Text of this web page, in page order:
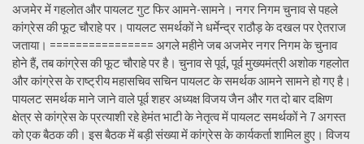
अजमेर में गहलोत और पायलट गुट फिर आमने-सामने। नगर निगम चुनाव से पहले
कांग्रेस की फूट चौराहे पर। पायलट समर्थकों ने धर्मेन्द्र राठौड़ के दखल पर ऐतराज
जताया। ================ अगले महीने जब अजमेर नगर निगम के चुनाव
होने हैं, तब कांग्रेस की फूट चौराहे पर है। चुनाव से पूर्व, पूर्व मुख्यमंत्री अशोक गहलोत
और कांग्रेस के राष्ट्रीय महासचिव सचिन पायलट के समर्थक आमने सामने हो गए है।
पायलट समर्थक माने जाने वाले पूर्व शहर अध्यक्ष विजय जैन और गत दो बार दक्षिण
क्षेत्र से कांग्रेस के प्रत्याशी रहे हेमंत भाटी के नेतृत्व में पायलट समर्थकों ने 7 अगस्त
को एक बैठक की। इस बैठक में बड़ी संख्या में कांग्रेस के कार्यकर्ता शामिल हुए। विजय